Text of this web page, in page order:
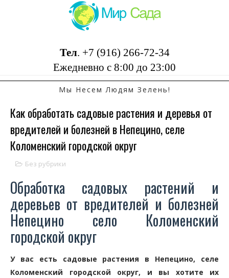
Тел. +7 (916) 266-72-34
Ежедневно с 8:00 до 23:00
Мы Несем Людям Зелень!
Как обработать садовые растения и деревья от
вредителей и болезней в Непецино, селе
Коломенский городской округ
Без рубрики
Обработка садовых растений и
деревьев от вредителей и болезней
Непецино село Коломенский
городской округ
У вас есть садовые растения в Непецино, селе
Коломенский городской округ, и вы хотите их